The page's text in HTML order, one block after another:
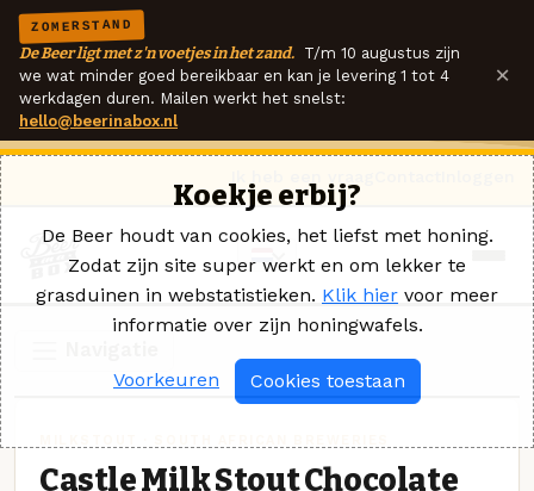
ZOMERSTAND
De Beer ligt met z'n voetjes in het zand. T/m 10 augustus zijn
we wat minder goed bereikbaar en kan je levering 1 tot 4
werkdagen duren. Mailen werkt het snelst:
hello@beerinabox.nl
×
Castle Milk Stout Chocolate
Koekje erbij?
De Beer houdt van cookies, het liefst met honing.
Zodat zijn site super werkt en om lekker te
grasduinen in webstatistieken. Klik hier voor meer
informatie over zijn honingwafels.
Voorkeuren Cookies toestaan